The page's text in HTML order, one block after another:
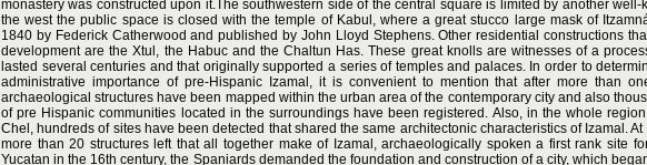
monastery was constructed upon it.The southwestern side of the central square is limited by another
the west the public space is closed with the temple of Kabul, where a great stucco large mask of
1840 by Federick Catherwood and published by John Lloyd Stephens. Other residential constructions
development are the Xtul, the Habuc and the Chaltun Has. These great knolls are witnesses of a
lasted several centuries and that originally supported a series of temples and palaces. In order to
administrative importance of pre-Hispanic Izamal, it is convenient to mention that after more than
archaeological structures have been mapped within the urban area of the contemporary city and also
of pre Hispanic communities located in the surroundings have been registered. Also, in the whole
Chel, hundreds of sites have been detected that shared the same architectonic characteristics of Izamal.
more than 20 structures left that all together make of Izamal, archaeologically spoken a first rank site
Yucatan in the 16th century, the Spaniards demanded the foundation and construction of a city, which